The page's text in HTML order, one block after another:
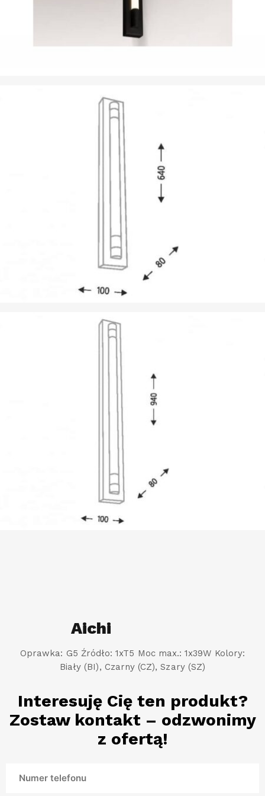
Aichi
Oprawka: G5 Źródło: 1xT5 Moc max.: 1x39W Kolory:
Biały (BI), Czarny (CZ), Szary (SZ)
Interesuję Cię ten produkt?
Zostaw kontakt – odzwonimy
z ofertą!